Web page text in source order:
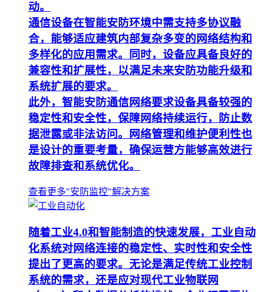
动。
通信设备在智能安防环境中需支持多协议融
合，能够适应建筑内部复杂多变的网络结构和
多样化的应用需求。同时，设备应具备良好的
兼容性和扩展性，以满足未来安防功能升级和
系统扩展的要求。
此外，智能安防通信网络要求设备具备较强的
稳定性和安全性，保障网络持续运行，防止数
据泄露或非法访问。网络管理和维护便利性也
是设计的重要考量，确保运营方能够高效进行
故障排查和系统优化。
查看更多"安防监控"解决方案
随着工业4.0和智能制造的快速发展，工业自动
化系统对网络连接的稳定性、实时性和安全性
提出了更高的要求。无论是满足传统工业控制
系统的需求，还是应对现代工业物联网